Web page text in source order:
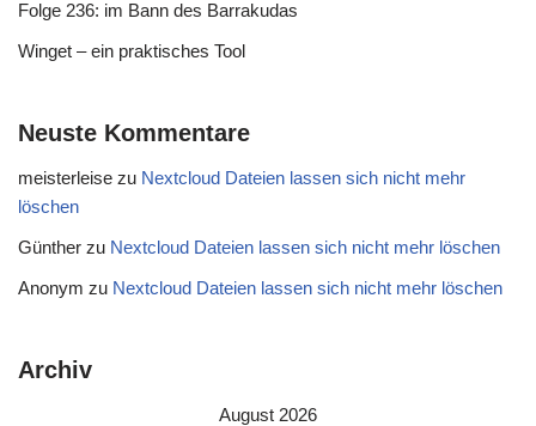
Folge 236: im Bann des Barrakudas
Winget – ein praktisches Tool
Neuste Kommentare
meisterleise zu Nextcloud Dateien lassen sich nicht mehr
löschen
Günther zu Nextcloud Dateien lassen sich nicht mehr löschen
Anonym zu Nextcloud Dateien lassen sich nicht mehr löschen
Archiv
August 2026